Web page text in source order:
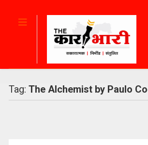
Tag: The Alchemist by Paulo